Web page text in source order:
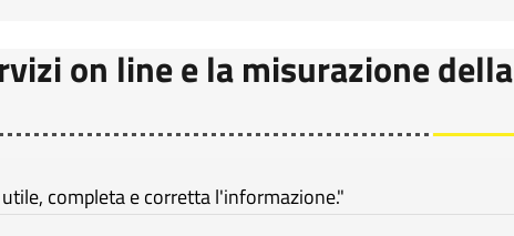
on line e la misurazione della
completa e corretta l'informazione."